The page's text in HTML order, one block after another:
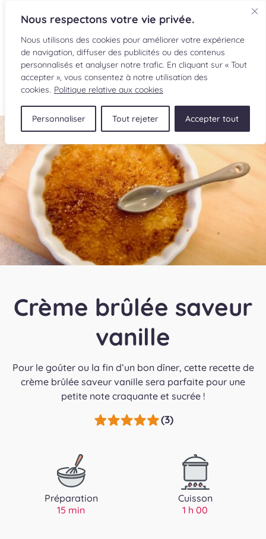
Nous respectons votre vie privée.
Nous utilisons des cookies pour améliorer votre expérience
de navigation, diffuser des publicités ou des contenus
personnalisés et analyser notre trafic. En cliquant sur « Tout
accepter », vous consentez à notre utilisation des
cookies. Politique relative aux cookies
Personnaliser Tout rejeter Accepter tout
EN
RECETTES
INGRÉDIENTS
LECTURES CULINAIRES
SOUMETTRE UNE RECETTE
BOUTIQUE
Crème brûlée saveur
vanille
Pour le goûter ou la fin d’un bon dîner, cette recette de
crème brûlée saveur vanille sera parfaite pour une
petite note craquante et sucrée !
(3)
Préparation
15 min
Cuisson
1 h 00